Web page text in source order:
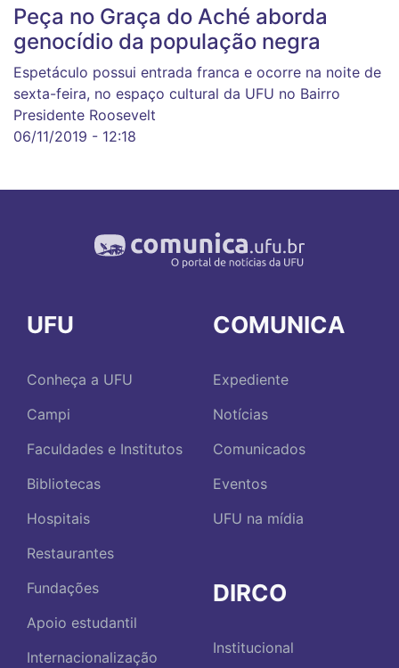
Peça no Graça do Aché aborda
genocídio da população negra
Espetáculo possui entrada franca e ocorre na noite de
sexta-feira, no espaço cultural da UFU no Bairro
Presidente Roosevelt
06/11/2019 - 12:18
UFU
Conheça a UFU
Campi
Faculdades e Institutos
Bibliotecas
Hospitais
Restaurantes
Fundações
Apoio estudantil
Internacionalização
COMUNICA
Expediente
Notícias
Comunicados
Eventos
UFU na mídia
DIRCO
Institucional